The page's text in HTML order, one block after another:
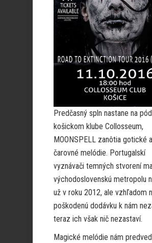
Predčasný spln nastane na
košickom klube Collosseum,
MOONSPELL zanôtia gotické a
čarovné melódie. Portugalskí
vyznávači temných stvorení
východoslovenskú metropolu
už v roku 2012, ale vzhľadom
poškodenú dodávku k nám
teraz ich však nič nezastaví.
Magické melódie nám